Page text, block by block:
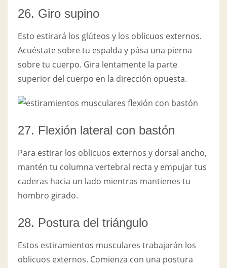
26. Giro supino
Esto estirará los glúteos y los oblicuos externos.
Acuéstate sobre tu espalda y pása una pierna
sobre tu cuerpo. Gira lentamente la parte
superior del cuerpo en la dirección opuesta.
27. Flexión lateral con bastón
Para estirar los oblicuos externos y dorsal ancho,
mantén tu columna vertebral recta y empujar tus
caderas hacia un lado mientras mantienes tu
hombro girado.
28. Postura del triángulo
Estos estiramientos musculares trabajarán los
oblicuos externos. Comienza con una postura